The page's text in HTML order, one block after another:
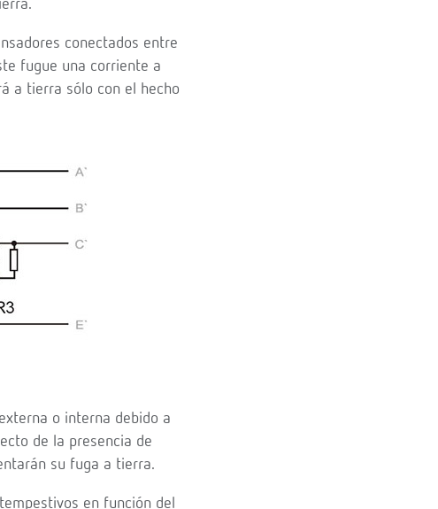
conectados entre
fugue una corriente a
a tierra sólo con el hecho
o interna debido a
de la presencia de
su fuga a tierra.
en función del